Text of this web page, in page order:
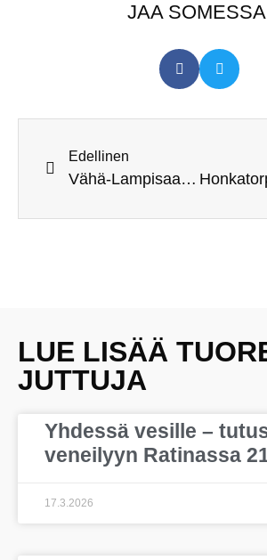
JAA
Edellinen
Vähä-Lampisaaren maihinnousu avaa tukikohtatapahtumien kesän
LUE LISÄÄ
JUTTUJA
Yhdessä vesille –
veneilyyn Ratinassa
17.3.2026